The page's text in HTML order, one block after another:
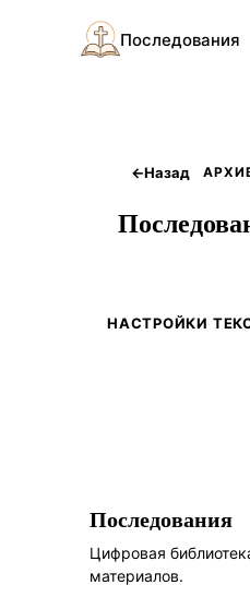
Последования
←Назад
НАСТРОЙКИ
Последования
Цифровая
материалов.